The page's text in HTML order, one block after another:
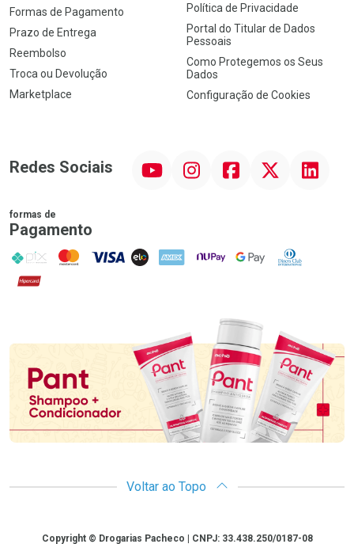
Formas de Pagamento
Prazo de Entrega
Reembolso
Troca ou Devolução
Marketplace
Política de Privacidade
Portal do Titular de Dados
Pessoais
Como Protegemos os Seus
Dados
Configuração de Cookies
Redes Sociais InstagramFacebook Linkedin
formas de
Pagamento
PIX MasterCard
VISA ELO AMEX NuPay Google PayDiners Club
Hipercard
Promoção em Destaque
Voltar ao Topo
CopyrightCopyright © Drogarias Pacheco | CNPJ: 33.438.250/0187-08